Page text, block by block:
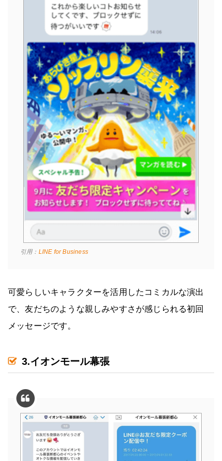
引用： LINE for Business
可愛らしいキャラクターを活用したコミカルな演出
で、友だちのような親しみやすさが感じられる初回
メッセージです。
3.イオンモール幕張